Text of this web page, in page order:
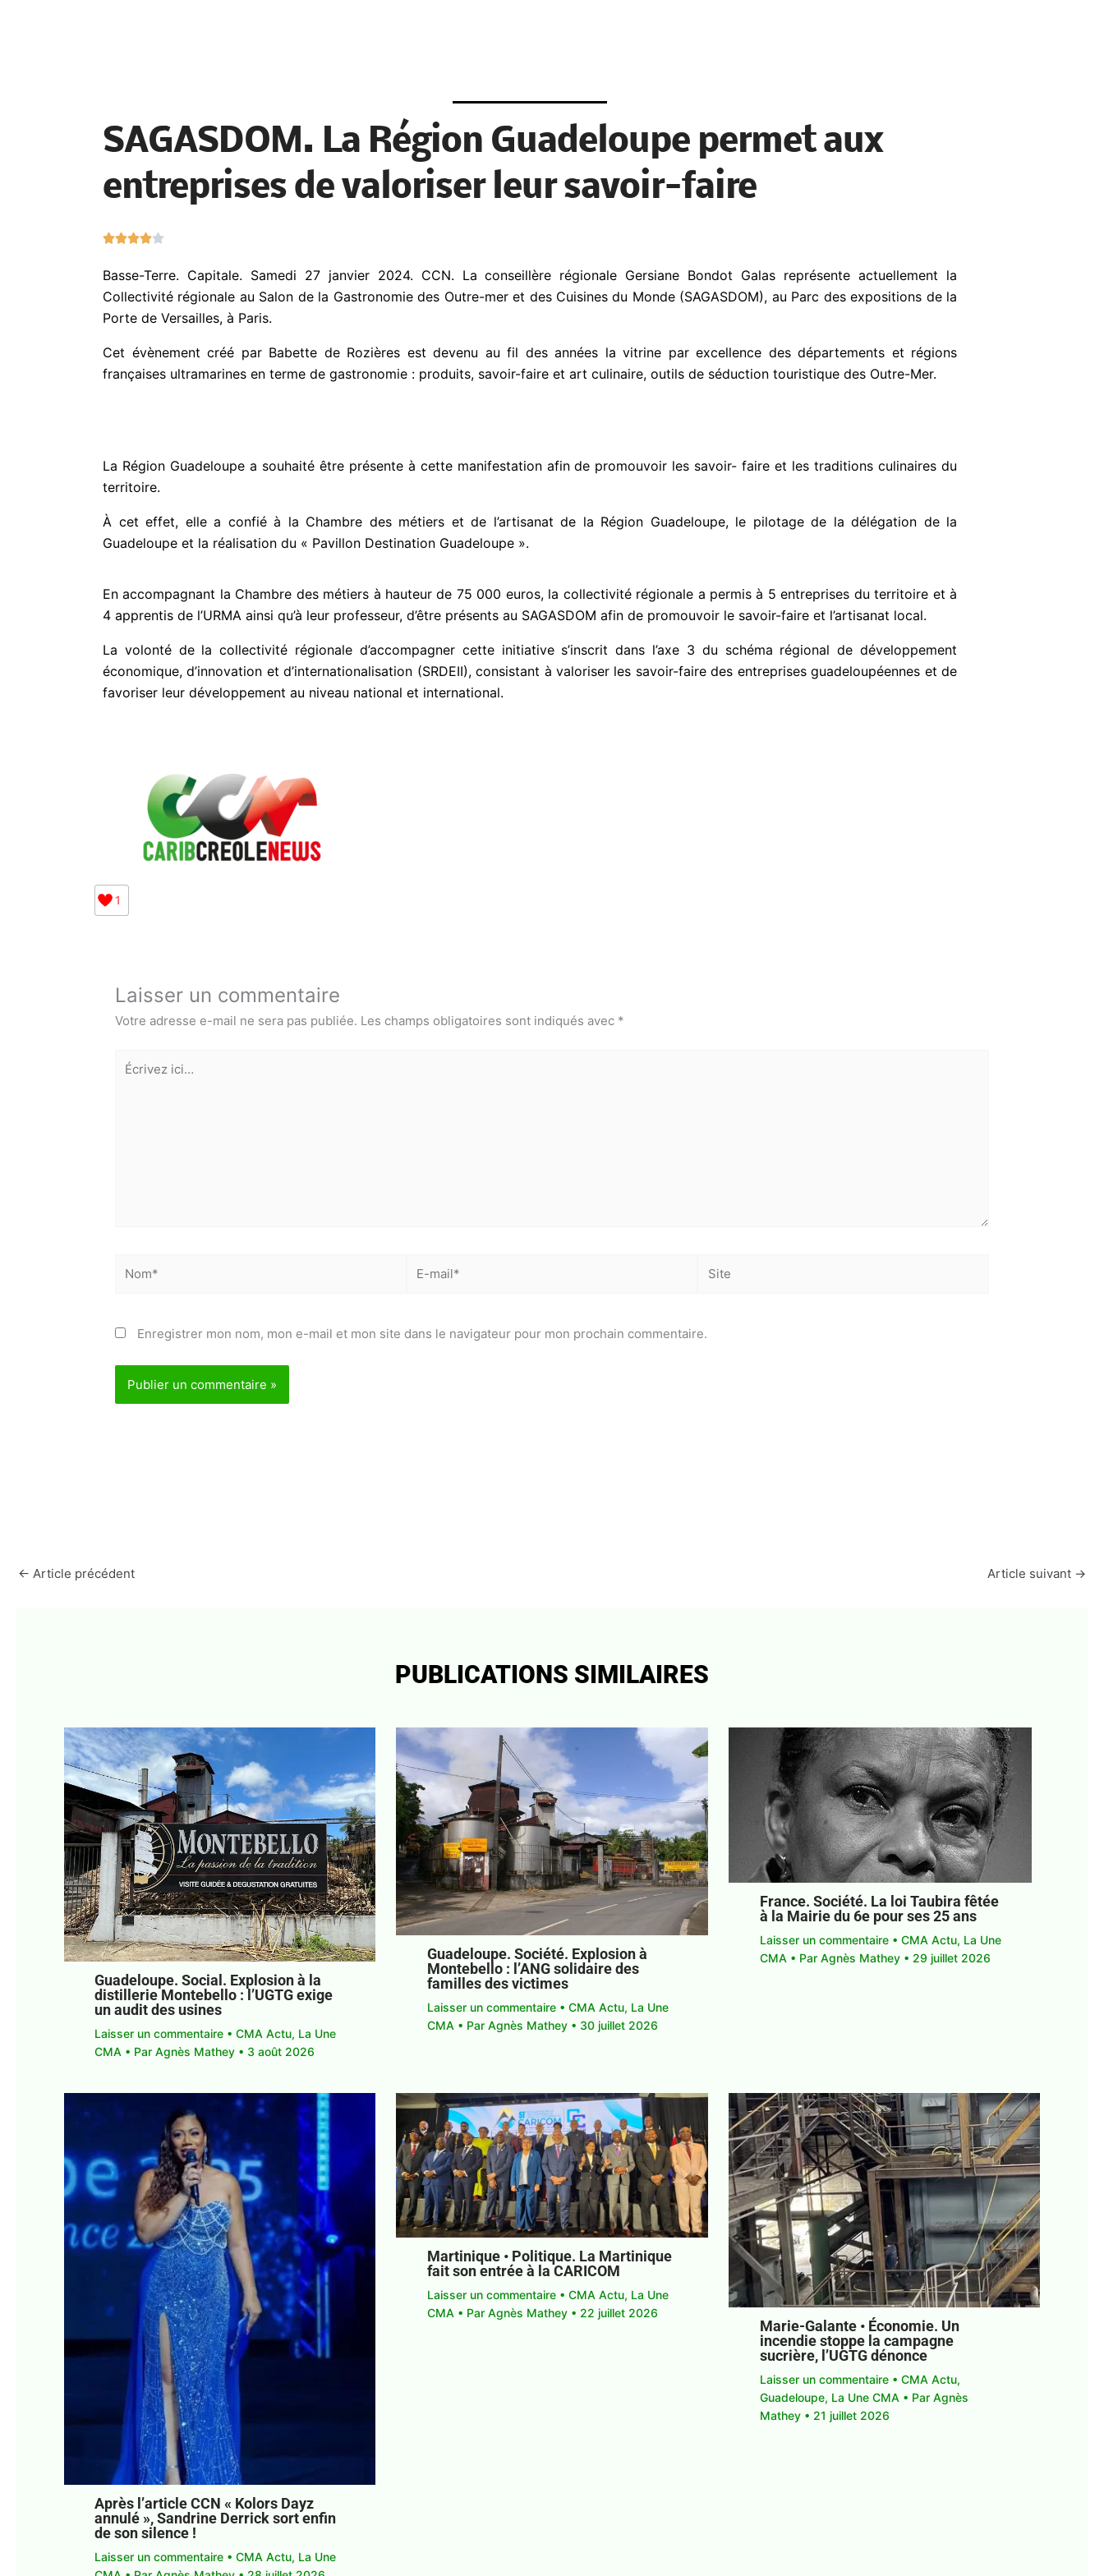
SAGASDOM. La Région Guadeloupe permet aux
entreprises de valoriser leur savoir-faire

t
é
4
u
r
Basse-Terre. Capitale. Samedi 27 janvier 2024. CCN. La conseillère régionale Gersiane Bondot Galas représente actuellement la
Collectivité régionale au Salon de la Gastronomie des Outre-mer et des Cuisines du Monde (SAGASDOM), au Parc des expositions de la
Porte de Versailles, à Paris.
Cet évènement créé par Babette de Rozières est devenu au fil des années la vitrine par excellence des départements et régions
françaises ultramarines en terme de gastronomie : produits, savoir-faire et art culinaire, outils de séduction touristique des Outre-Mer.
La Région Guadeloupe a souhaité être présente à cette manifestation afin de promouvoir les savoir- faire et les traditions culinaires du
territoire.
À cet effet, elle a confié à la Chambre des métiers et de l’artisanat de la Région Guadeloupe, le pilotage de la délégation de la
Guadeloupe et la réalisation du « Pavillon Destination Guadeloupe ».
En accompagnant la Chambre des métiers à hauteur de 75 000 euros, la collectivité régionale a permis à 5 entreprises du territoire et à
4 apprentis de l’URMA ainsi qu’à leur professeur, d’être présents au SAGASDOM afin de promouvoir le savoir-faire et l’artisanat local.
La volonté de la collectivité régionale d’accompagner cette initiative s’inscrit dans l’axe 3 du schéma régional de développement
économique, d’innovation et d’internationalisation (SRDEII), consistant à valoriser les savoir-faire des entreprises guadeloupéennes et de
favoriser leur développement au niveau national et international.
1
Laisser un commentaire
Votre adresse e-mail ne sera pas publiée. Les champs obligatoires sont indiqués avec *
ici…
mail*
Enregistrer mon nom, mon e-mail et mon site dans le navigateur pour mon prochain commentaire.
← Article précédent Article suivant→
PUBLICATIONS SIMILAIRES
Guadeloupe. Social. Explosion à la
distillerie Montebello : l’UGTG exige
un audit des usines
Laisser un commentaire CMA Actu
La Une
CMA
• Par Agnès Mathey 3 août 2026
Guadeloupe. Société. Explosion à
Montebello : l’ANG solidaire des
familles des victimes
Laisser un commentaire • CMA Actu, La Une
CMA• ParAgnès Mathey• 30 juillet 2026
France. Société. La loi Taubira fêtée
à la Mairie du 6e pour ses 25 ans
Laisser un commentaire • CMA Actu,La Une
CMA• ParAgnès Mathey• 29 juillet 2026
Après l’article CCN « Kolors Dayz
annulé », Sandrine Derrick sort enfin
de son silence !
CMA• ParAgnès Mathey•28 juillet 2026
Martinique • Politique. La Martinique
fait son entrée à la CARICOM
CMA • Par Agnès Mathey 22 juillet 2026
Marie-Galante • Économie. Un
incendie stoppe la campagne
sucrière, l’UGTG dénonce
Guadeloupe ,La Une CMA • Par Agnès
Mathey•21 juillet 2026